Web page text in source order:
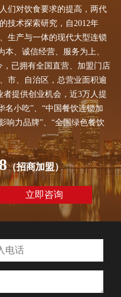
们对饮食要求的提高，两代
技术探索研究，自2012年
生产与一体的现代大型连锁
、诚信经营、服务为上、
已拥有全国直营、加盟门店
市、自治区，总营业面积逾
提供创业机会，近3万人提
小吃”、“中国餐饮连锁加
响力品牌”、“全国绿色餐饮
（招商加盟）
立即咨询